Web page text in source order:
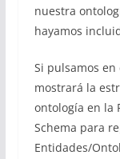
nuestra
hayamos
Si pulsamos
mostrará la
ontología en la
Schema para
Entidades/